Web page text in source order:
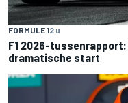
FORMULE 12 u
F1 2026-
dramatische start